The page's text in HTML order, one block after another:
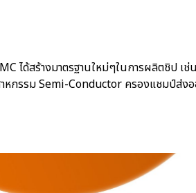
ได้สร้างมาตรฐานใหม่ๆในการผลิตชิป เช่
หกรรม Semi-Conductor ครองแชมป์ส่ง